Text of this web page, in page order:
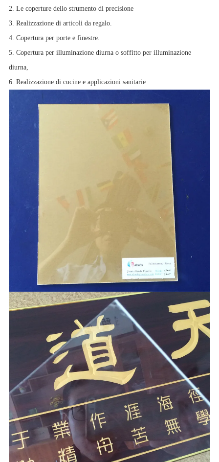
2. Le coperture dello strumento di precisione
3. Realizzazione di articoli da regalo.
4. Copertura per porte e finestre.
5. Copertura per illuminazione diurna o soffitto per illuminazione
diurna,
6. Realizzazione di cucine e applicazioni sanitarie